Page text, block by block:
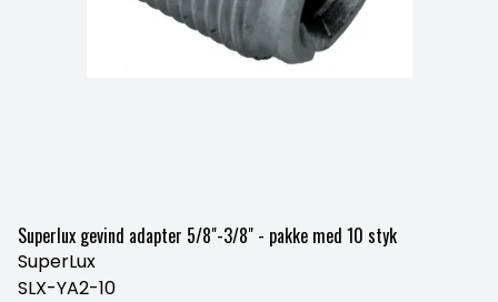
Superlux gevind adapter 5/8"-3/8" - pakke med 10 styk
SuperLux
SLX-YA2-10